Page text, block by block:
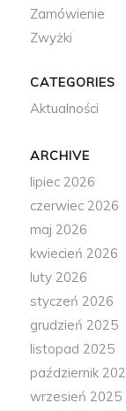
Zamówienie
Zwyżki
CATEGORIES
Aktualności
ARCHIVE
lipiec 2026
czerwiec 2026
maj 2026
kwiecień 2026
luty 2026
styczeń 2026
grudzień 2025
listopad 2025
październik
wrzesień 2025